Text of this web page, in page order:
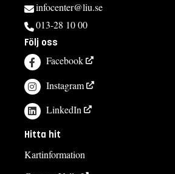
infocenter@liu.se
013-28 10 00
Följ oss
Facebook
Instagram
LinkedIn
Hitta hit
Kartinformation